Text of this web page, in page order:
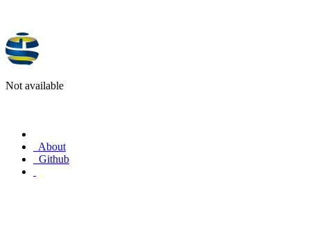
Not available
About
Github